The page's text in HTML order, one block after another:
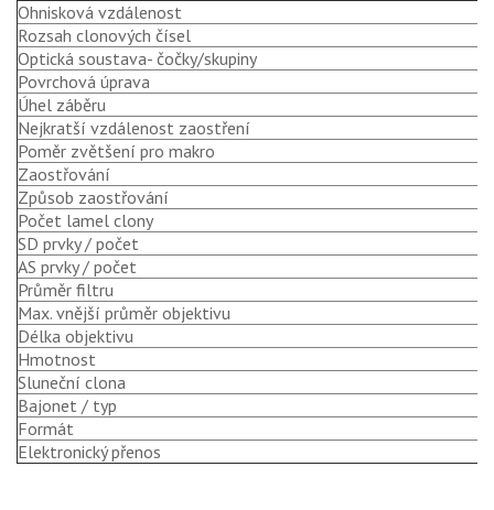
Ohnisková vzdálenost
Rozsah clonových čísel
Optická soustava- čočky/skupiny
Povrchová úprava
Úhel záběru
Nejkratší vzdálenost zaostření
Poměr zvětšení pro makro
Zaostřování
Způsob zaostřování
Počet lamel clony
SD prvky / počet
AS prvky / počet
Průměr filtru
Max. vnější průměr objektivu
Délka objektivu
Hmotnost
Sluneční clona
Bajonet / typ
Formát
Elektronický přenos